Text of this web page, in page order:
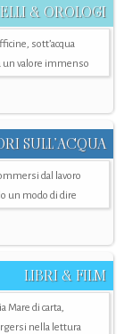
& OROLOGI
sott’acqua
un valore immenso
SULL’ACQUA
dal lavoro
un modo di dire
LIBRI & FILM
Mare di carta,
nella lettura